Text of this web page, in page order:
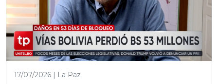
17/07/2026 | La Paz